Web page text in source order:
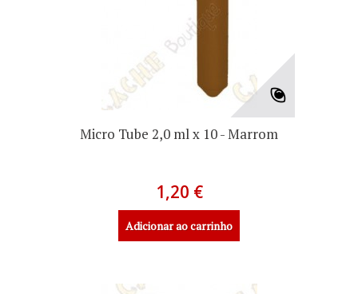
Micro Tube 2,0 ml x 10 - Marrom
1,20 €
Adicionar ao carrinho